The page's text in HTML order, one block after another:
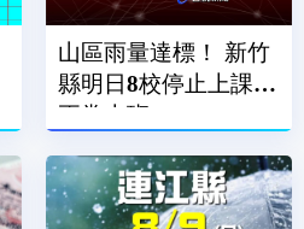
山區雨量達標！ 新竹
縣明日8校停止上課、
正常上班